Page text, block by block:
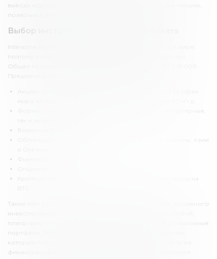
вывода крупной суммы брокер может проверить транзакцию,
позвонив клиенту.
Выбор инструментов Interactive Brokers
Interactive Brokers – один из самых крупных брокеров в мире,
поэтому и выбор торговых инструментов здесь огромен.
Общее количество инструментов в IBKR превышает 100 000.
Предлагаем вашему вниманию краткий обзор:
Форекс – 105 валютных пар, включая как самые популярные,
Облигации – 60 000 облигаций с рынков США, Европы, Азии
Также Interactive Brokers предлагает клиентам сервис пассивного
инвестирования Interactive Advisors. Он представляет собой
платформу, на которой представлены готовые инвестиционные
портфели. Это позволяет инвестировать даже новичкам,
которые пока только учатся самостоятельной торговле на
финансовых рынках. За использование сервиса взимается